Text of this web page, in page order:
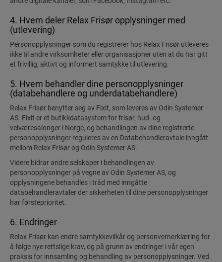
4. Hvem deler Relax Frisør opplysninger med
(utlevering)
Personopplysninger som du registrerer hos Relax Frisør utleveres
ikke til andre virksomheter eller organisasjoner uten at du har gitt
et frivillig, aktivt og informert samtykke til utlevering.
5. Hvem behandler dine personopplysninger
(databehandlere og underdatabehandlere)
Relax Frisør benytter seg av Fixit, som leveres av Odin Systemer
AS. Fixit er et butikkdatasystem for frisør, hud- og
velværesalonger i Norge, og behandlingen av dine registrerte
personopplysninger reguleres av en Databehandleravtale inngått
mellom Relax Frisør og Odin Systemer AS.
Videre bidrar andre selskaper i behandlingen av
personopplysninger på vegne av Odin Systemer AS, og
opplysningene behandles i tråd med inngåtte
databehandleravtaler der sikkerheten til dine personopplysninger
har førsteprioritet.
6. Endringer
Relax Frisør kan endre samtykkevilkår og personvernerklæring for
å følge nye rettslige krav, og på grunn av endringer i vår egen
praksis for innsamling og behandling av personopplysninger. Ved